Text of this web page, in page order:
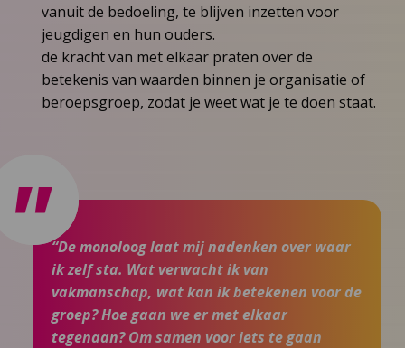
vanuit de bedoeling, te blijven inzetten voor
jeugdigen en hun ouders.
de kracht van met elkaar praten over de
betekenis van waarden binnen je organisatie of
beroepsgroep, zodat je weet wat je te doen staat.
“De monoloog laat mij nadenken over waar
ik zelf sta. Wat verwacht ik van
vakmanschap, wat kan ik betekenen voor de
groep? Hoe gaan we er met elkaar
tegenaan? Om samen voor iets te gaan